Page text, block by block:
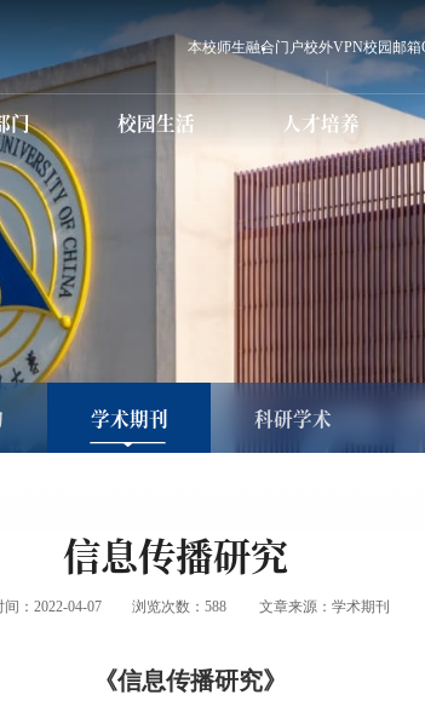
本校师生融合门户校外VPN校园邮箱
学校章程
门
部门
直（附）属单
单位
校园生活
设备仪器场馆预约
人才培养
本科生教育
师资队
学历继续教育
国际传媒教育
高等
MBA人才培养
学术委员
科学研究处
研究生招
学历继续教育招生
国际传媒
国际学生招生
国内合作
教育发展中心
教育服务
学术期刊 科研学术
信息传播研究
：2022-04-07 浏览次数： 588 文章来源：学术期刊
《信息传播研究》